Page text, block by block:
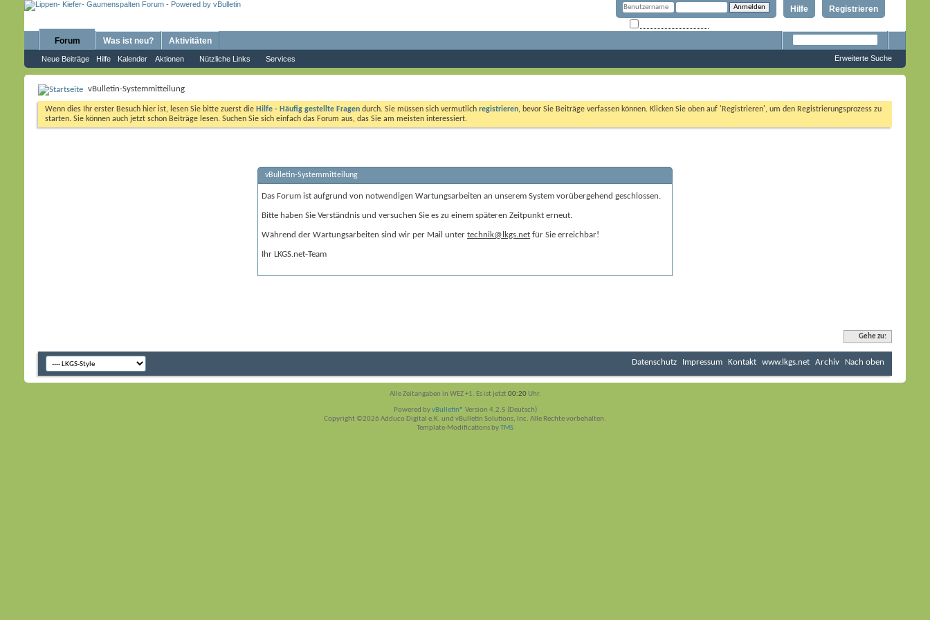
Registrieren
Hilfe
Forum
Neue Beiträge Hilfe Kalender Aktionen Nützliche Links Services
Was ist neu? Aktivitäten
Erweiterte Suche
vBulletin-Systemmitteilung
Wenn dies Ihr erster Besuch hier ist, lesen Sie bitte zuerst die Hilfe - Häufig gestellte Fragen durch. Sie müssen sich vermutlich registrieren, bevor Sie Beiträge verfassen können. Klicken Sie oben auf 'Registrieren', um den Registrierungsprozess zu
starten. Sie können auch jetzt schon Beiträge lesen. Suchen Sie sich einfach das Forum aus, das Sie am meisten interessiert.
vBulletin-Systemmitteilung
Das Forum ist aufgrund von notwendigen Wartungsarbeiten an unserem System vorübergehend geschlossen.
Bitte haben Sie Verständnis und versuchen Sie es zu einem späteren Zeitpunkt erneut.
Während der Wartungsarbeiten sind wir per Mail unter technik@lkgs.net für Sie erreichbar!
Ihr LKGS.net-Team
Gehe zu:
Datenschutz Impressum Kontakt www.lkgs.net Archiv Nach oben
Alle Zeitangaben in WEZ +1. Es ist jetzt00:20Uhr.
Powered byvBulletin® Version 4.2.5 (Deutsch)
Copyright ©2026 Adduco Digital e.K. und vBulletin Solutions, Inc. Alle Rechte vorbehalten.
Template-Modifications byTMS